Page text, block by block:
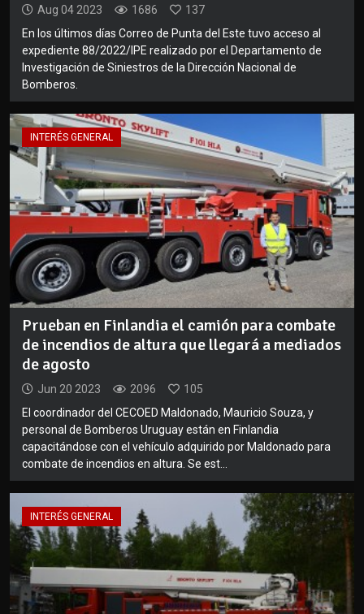
Aug 04 2023 1686
137
En los últimos días Correo de Punta del Este tuvo acceso al
expediente 88/2022/IPE realizado por el Departamento de
Investigación de Siniestros de la Dirección Nacional de
Bomberos.
INTERÉS GENERAL
Prueban en Finlandia el camión para combate
de incendios de altura que llegará a mediados
de agosto
Jun 20 2023 2096
105
El coordinador del CECOED Maldonado, Mauricio Souza, y
personal de Bomberos Uruguay están en Finlandia
capacitándose con el vehículo adquirido por Maldonado para
combate de incendios en altura. Se est...
INTERÉS GENERAL